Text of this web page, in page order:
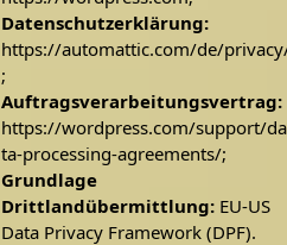
Datenschutzerklärung:
https://automattic.com/de/
;
Auftragsverarbeitungsvertrag:
https://wordpress.com/support/da
ta-processing-agreements/;
Grundlage
Drittlandübermittlung:EU-US
Data Privacy Framework (DPF).